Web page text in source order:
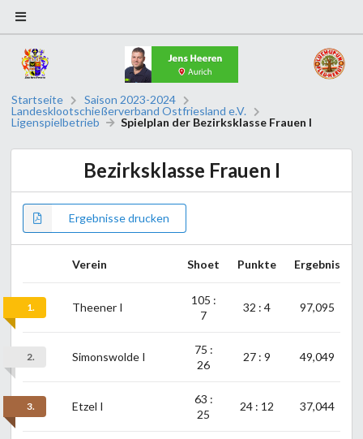
Startseite
Saison 2023-2024
Landesklootschießerverband Ostfriesland e.V.
Ligenspielbetrieb
Spielplan der Bezirksklasse Frauen I
Bezirksklasse Frauen I
Ergebnisse drucken
Verein Shoet Punkte Ergebnis
1. Theener I
105 :
7
32 : 4 97,095
2. Simonswolde I
75 :
26
27 : 9 49,049
3. Etzel I
63 :
25
24 : 12 37,044